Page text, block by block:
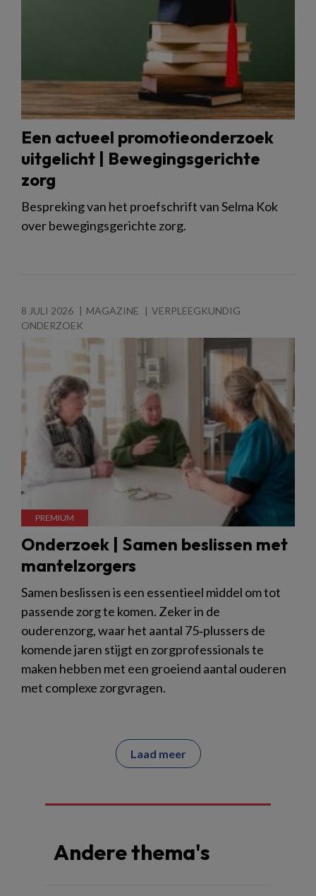
Een actueel promotieonderzoek
uitgelicht | Bewegingsgerichte
zorg
Bespreking van het proefschrift van Selma Kok
over bewegingsgerichte zorg.
8 JULI 2026 MAGAZINE
VERPLEEGKUNDIG
ONDERZOEK
Onderzoek | Samen beslissen met
mantelzorgers
Samen beslissen is een essentieel middel om tot
passende zorg te komen. Zeker in de
ouderenzorg, waar het aantal 75‑plussers de
komende jaren stijgt en zorgprofessionals te
maken hebben met een groeiend aantal ouderen
met complexe zorgvragen.
Laad meer
Andere thema's